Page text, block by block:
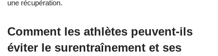
une récupération.
Comment les athlètes peuvent-ils
éviter le surentraînement et ses